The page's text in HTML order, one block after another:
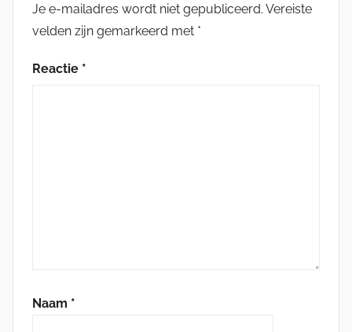
Je e-mailadres wordt niet gepubliceerd. Vereiste
velden zijn gemarkeerd met *
Reactie *
Naam *